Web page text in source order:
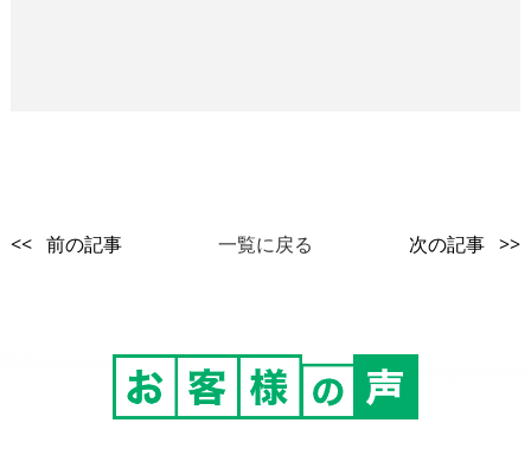
<< 前の記事 一覧に戻る 次の記事 >>